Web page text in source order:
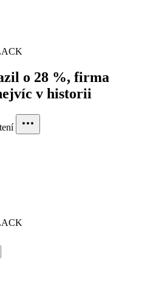
o 28 %, firma
v historii